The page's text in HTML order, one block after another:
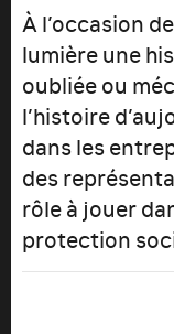
À l’occasion
lumière une
oubliée ou
l’histoire
dans les
des
rôle à jouer
protection